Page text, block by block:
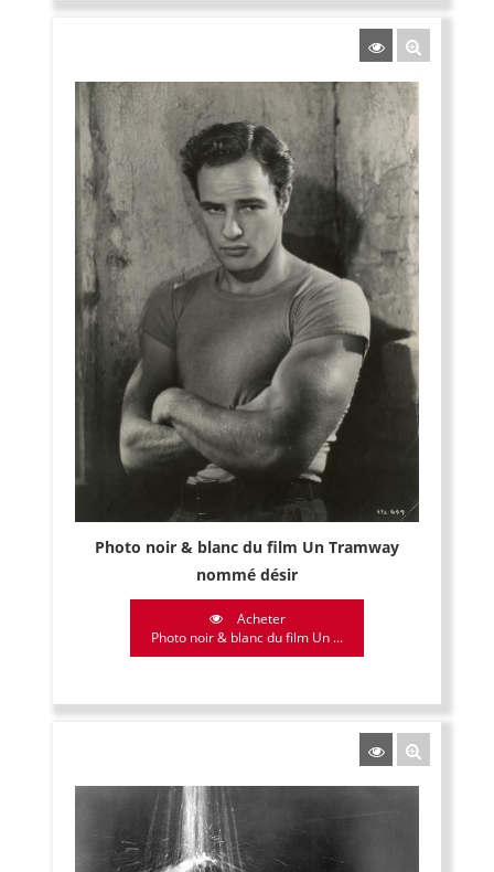
Photo noir & blanc du film Un Tramway
nommé désir
Acheter
Photo noir & blanc du film Un ...